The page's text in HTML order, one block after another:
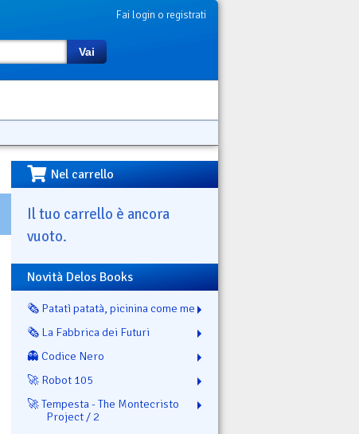
Fai login o registrati
Vai
Nel carrello
Il tuo carrello è ancora
vuoto.
Novità Delos Books
🗞️ Patatì patatà, picinina come me
🗞️ La Fabbrica dei Futuri
👻 Codice Nero
🚀 Robot 105
🚀 Tempesta - The Montecristo
Project / 2